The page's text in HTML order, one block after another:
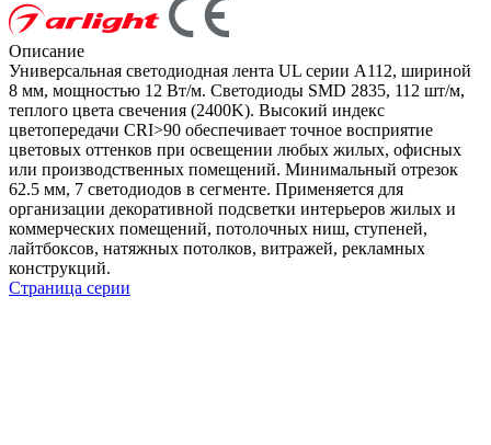
Описание
Универсальная светодиодная лента UL серии A112, шириной
8 мм, мощностью 12 Вт/м. Светодиоды SMD 2835, 112 шт/м,
теплого цвета свечения (2400K). Высокий индекс
цветопередачи CRI>90 обеспечивает точное восприятие
цветовых оттенков при освещении любых жилых, офисных
или производственных помещений. Минимальный отрезок
62.5 мм, 7 светодиодов в сегменте. Применяется для
организации декоративной подсветки интерьеров жилых и
коммерческих помещений, потолочных ниш, ступеней,
лайтбоксов, натяжных потолков, витражей, рекламных
конструкций.
Страница серии